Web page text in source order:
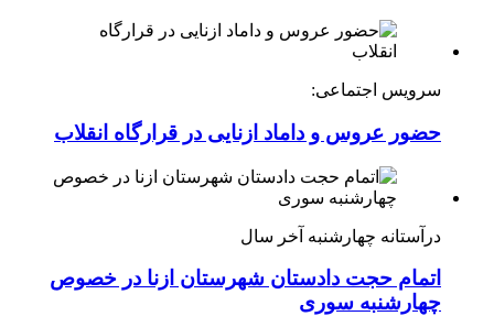
سرویس اجتماعی:
حضور عروس و داماد ازنایی در قرارگاه انقلاب
درآستانه چهارشنبه آخر سال
اتمام حجت دادستان شهرستان ازنا در خصوص
چهارشنبه ‌سوری